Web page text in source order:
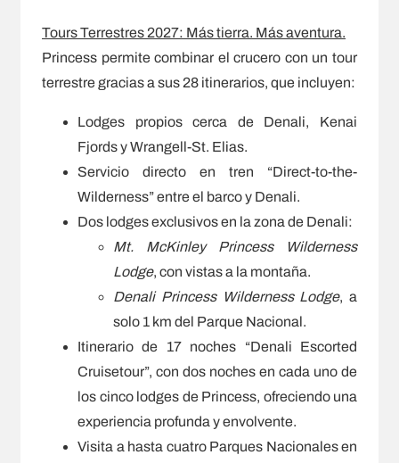
Tours Terrestres 2027: Más tierra. Más aventura.
Princess permite combinar el crucero con un tour
terrestre gracias a sus 28 itinerarios, que incluyen:
Lodges propios cerca de Denali, Kenai
Fjords y Wrangell-St. Elias.
Servicio directo en tren “Direct-to-the-
Wilderness” entre el barco y Denali.
Dos lodges exclusivos en la zona de Denali:
Mt. McKinley Princess Wilderness
Lodge, con vistas a la montaña.
Denali Princess Wilderness Lodge, a
solo 1 km del Parque Nacional.
Itinerario de 17 noches “Denali Escorted
Cruisetour”, con dos noches en cada uno de
los cinco lodges de Princess, ofreciendo una
experiencia profunda y envolvente.
Visita a hasta cuatro Parques Nacionales en